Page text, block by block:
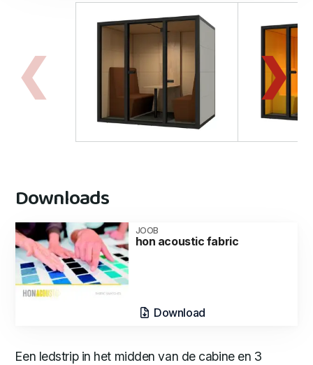
Downloads
JOOB
hon acoustic fabric
Download
Een ledstrip in het midden van de cabine en 3